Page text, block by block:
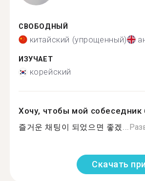
СВОБОДНЫЙ
китайский (упрощенный)
ИЗУЧАЕТ
корейский
Хочу, чтобы мой собеседник
즐거운 채팅이 되었으면 좋겠...
Скачать